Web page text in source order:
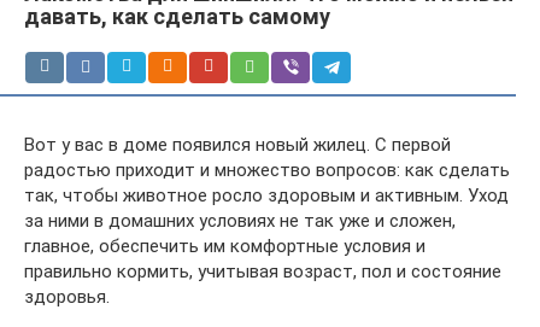
давать, как сделать самому
Вот у вас в доме появился новый жилец. С первой
радостью приходит и множество вопросов: как сделать
так, чтобы животное росло здоровым и активным. Уход
за ними в домашних условиях не так уже и сложен,
главное, обеспечить им комфортные условия и
правильно кормить, учитывая возраст, пол и состояние
здоровья.